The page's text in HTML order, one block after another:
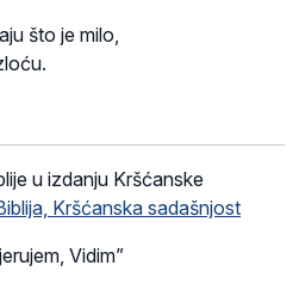
što je milo,
u izdanju Kršćanske
Kršćanska sadašnjost
Vidim”